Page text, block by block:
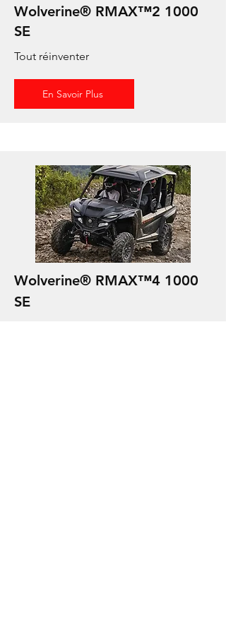
Wolverine® RMAX™2 1000
SE
Tout réinventer
En Savoir Plus
Wolverine® RMAX™4 1000
SE